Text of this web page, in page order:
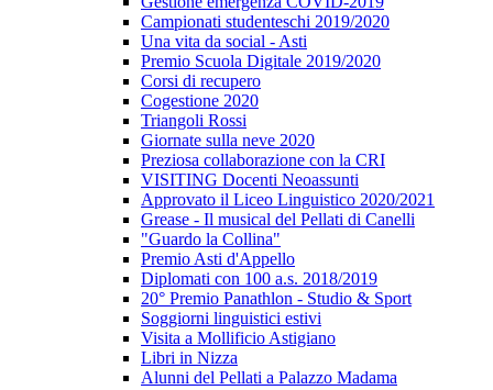
Campionati studenteschi 2019/2020
Una vita da social - Asti
Premio Scuola Digitale 2019/2020
Corsi di recupero
Cogestione 2020
Triangoli Rossi
Giornate sulla neve 2020
Preziosa collaborazione con la CRI
VISITING Docenti Neoassunti
Approvato il Liceo Linguistico 2020/2021
Grease - Il musical del Pellati di Canelli
"Guardo la Collina"
Premio Asti d'Appello
Diplomati con 100 a.s. 2018/2019
20° Premio Panathlon - Studio & Sport
Soggiorni linguistici estivi
Visita a Mollificio Astigiano
Libri in Nizza
Alunni del Pellati a Palazzo Madama